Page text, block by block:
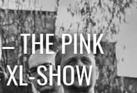
THE PINK
SHOW